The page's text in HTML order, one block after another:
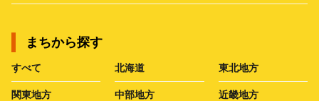
まちから探す
すべて 北海道 東北地方
関東地方 中部地方 近畿地方